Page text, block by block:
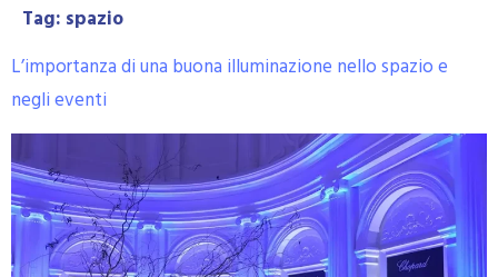
Tag: spazio
L’importanza di una buona illuminazione nello spazio e
negli eventi